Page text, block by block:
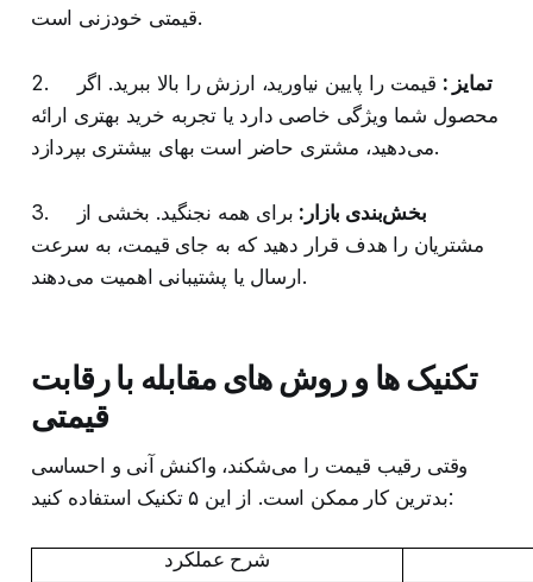
قیمتی خودزنی است.
2. تمایز : قیمت را پایین نیاورید، ارزش را بالا ببرید. اگر
محصول شما ویژگی خاصی دارد یا تجربه خرید بهتری ارائه
می‌دهید، مشتری حاضر است بهای بیشتری بپردازد.
3. بخش‌بندی بازار: برای همه نجنگید. بخشی از
مشتریان را هدف قرار دهید که به جای قیمت، به سرعت
ارسال یا پشتیبانی اهمیت می‌دهند.
تکنیک ها و روش های مقابله با رقابت
قیمتی
وقتی رقیب قیمت را می‌شکند، واکنش آنی و احساسی
بدترین کار ممکن است. از این ۵ تکنیک استفاده کنید:
شرح عملکرد